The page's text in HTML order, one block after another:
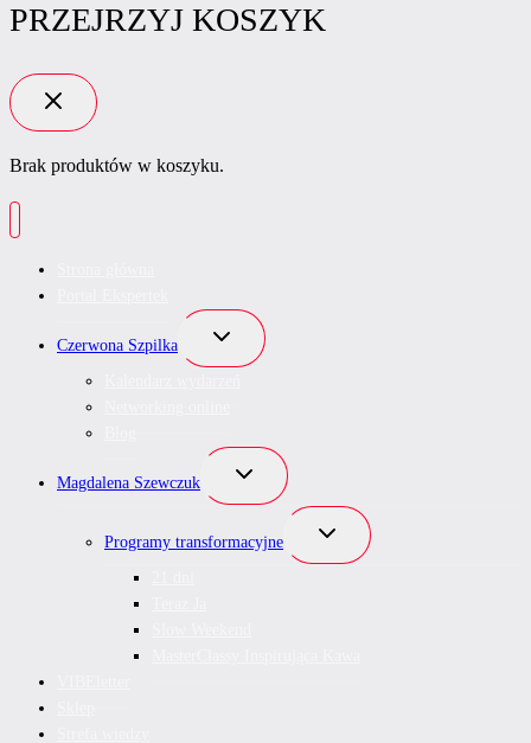
PRZEJRZYJ KOSZYK
Brak produktów w koszyku.
Czerwona Szpilka
Przełącz
podrzędne
Magdalena Szewczuk
Przełącz
podrzędne
Programy transformacyjne
Przełącz
podrzędne